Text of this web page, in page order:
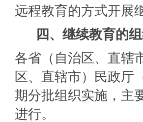
远程教育的方式开展
四、继续教育的
各省（自治区、直辖
区、直辖市）民政厅
期分批组织实施，主
进行。